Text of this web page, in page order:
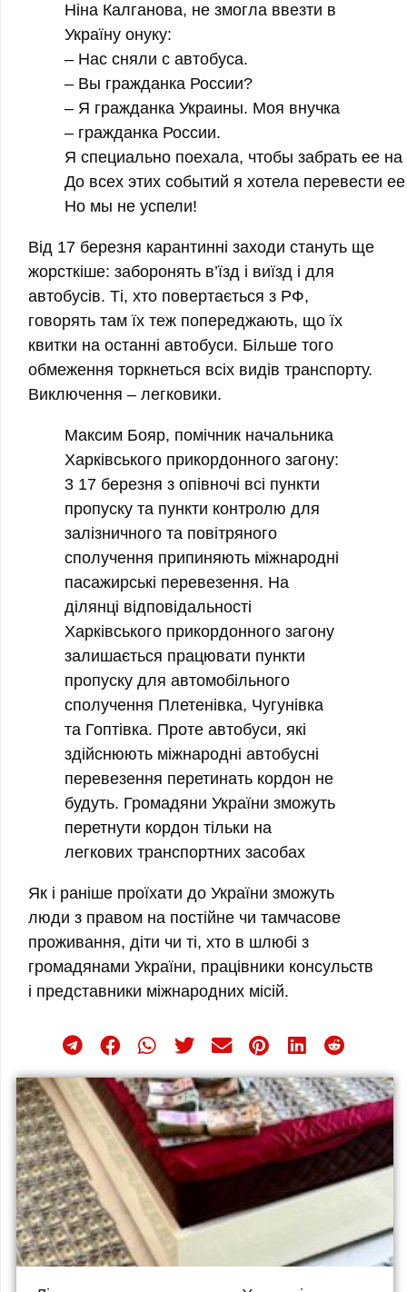
Ніна Калганова, не змогла ввезти в
Україну онуку:
– Нас сняли с автобуса.
– Вы гражданка России?
– Я гражданка Украины. Моя внучка
– гражданка России.
Я специально поехала, чтобы забрать ее
До всех этих событий я хотела перевести
Но мы не успели!
Від 17 березня карантинні заходи стануть ще
жорсткіше: заборонять в’їзд і виїзд і для
автобусів. Ті, хто повертається з РФ,
говорять там їх теж попереджають, що їх
квитки на останні автобуси. Більше того
обмеження торкнеться всіх видів транспорту.
Виключення – легковики.
Максим Бояр, помічник начальника
Харківського прикордонного загону:
3 17 березня з опівночі всі пункти
пропуску та пункти контролю для
залізничного та повітряного
сполучення припиняють міжнародні
пасажирські перевезення. На
ділянці відповідальності
Харківського прикордонного загону
залишається працювати пункти
пропуску для автомобільного
сполучення Плетенівка, Чугунівка
та Гоптівка. Проте автобуси, які
здійснюють міжнародні автобусні
перевезення перетинать кордон не
будуть. Громадяни України зможуть
перетнути кордон тільки на
легкових транспортних засобах
Як і раніше проїхати до України зможуть
люди з правом на постійне чи тамчасове
проживання, діти чи ті, хто в шлюбі з
громадянами України, працівники консульств
і представники міжнародних місій.